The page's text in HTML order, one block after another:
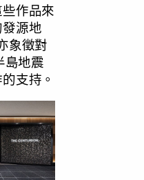
作品來
源地
象徵對
島地震
支持。